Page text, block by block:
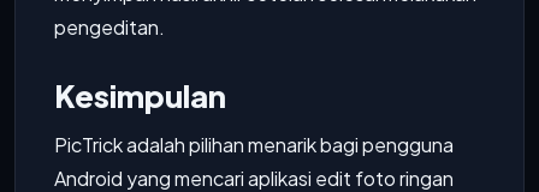
pengeditan.
Kesimpulan
PicTrick adalah pilihan menarik bagi pengguna
Android yang mencari aplikasi edit foto ringan